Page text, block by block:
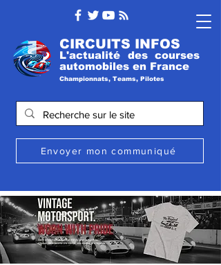
CIRCUITS INFOS
L'actualité des courses
automobiles en France
Championnats, Teams, Pilotes
Envoyer mon communiqué